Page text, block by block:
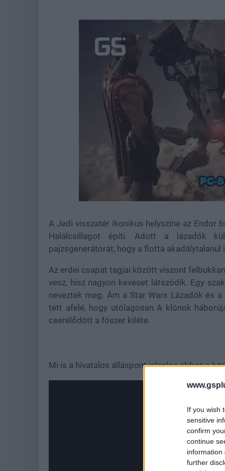
If you wish
sensitive
confirm
continue
information
further
37.42%
A Jedi visszatér ikonikus helyszíne az Endor
Halálcsillagot építi. Adott a lázadók
pajzsgenerátorát, hogy a flotta
Az erdei csapat tagjai között viszont
vesz, hisz nagyon keveset látszódik. Egy
neveztek meg. Ám a Star Wars Lázadók és
tett afelé, hogy utólagosan A klónok
cserélődött a fószer kiléte.
Mi is a hivatalos álláspont jelenleg ebben a